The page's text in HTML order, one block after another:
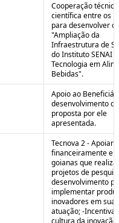
Cooperação
científica entre os
para desenvolver o
"Ampliação da
Infraestrutura de
do Instituto SENAI
Tecnologia em
Bebidas".
Apoio ao
desenvolvimento da
proposta por ele
apresentada.
Tecnova 2 - Apoiar
financeiramente
goianas que
projetos de
desenvolvimento
implementar
inovadores em sua
atuação; -
cultura da inovação